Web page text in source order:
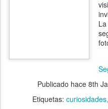
Publicado hace 8th
Etiquetas: curiosidades